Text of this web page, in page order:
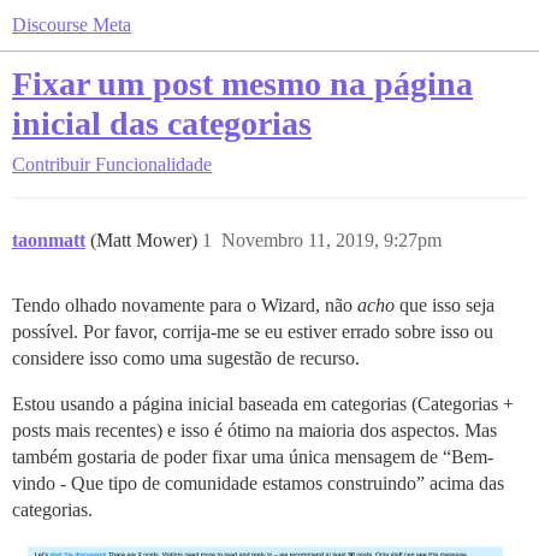
Discourse Meta
Fixar um post mesmo na página
inicial das categorias
Contribuir Funcionalidade
taonmatt (Matt Mower) Novembro 11, 2019, 9:27pm
1
Tendo olhado novamente para o Wizard, não acho que isso seja
possível. Por favor, corrija-me se eu estiver errado sobre isso ou
considere isso como uma sugestão de recurso.
Estou usando a página inicial baseada em categorias (Categorias +
posts mais recentes) e isso é ótimo na maioria dos aspectos. Mas
também gostaria de poder fixar uma única mensagem de “Bem-
vindo - Que tipo de comunidade estamos construindo” acima das
categorias.